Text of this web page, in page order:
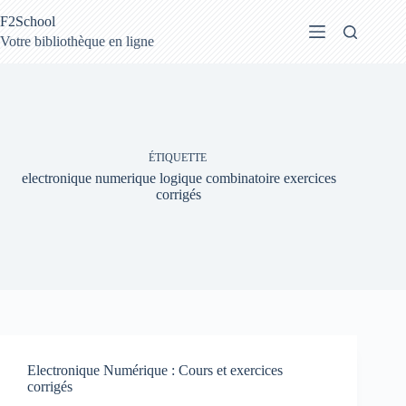
au
contenu
F2School
Votre bibliothèque en ligne
ÉTIQUETTE
electronique numerique logique combinatoire exercices
corrigés
Electronique Numérique : Cours et exercices
corrigés